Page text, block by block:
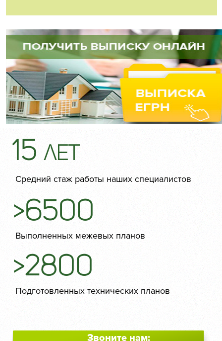
15 лет
Средний стаж работы наших специалистов
>6500
Выполненных межевых планов
>2800
Подготовленных технических планов
Звоните нам: